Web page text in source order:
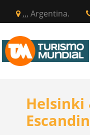
,,, Argentina.
Helsinki